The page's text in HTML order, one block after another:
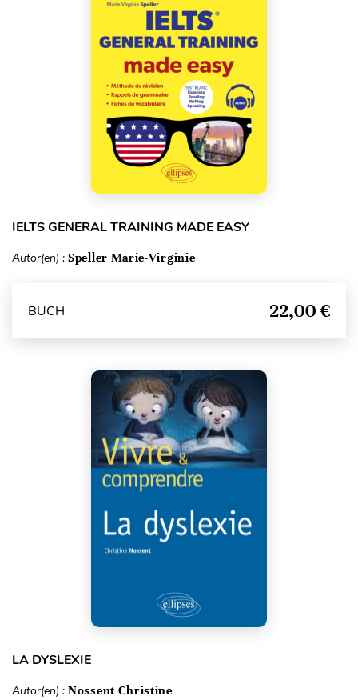
IELTS GENERAL TRAINING MADE EASY
Autor(en) : Speller Marie-Virginie
BUCH 22,00 €
LA DYSLEXIE
Autor(en) : Nossent Christine